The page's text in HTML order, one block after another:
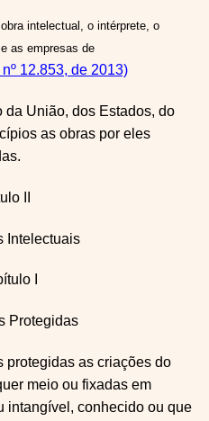
intelectual, o intérprete, o
as empresas de
12.853, de 2013)
da União, dos Estados, do
as obras por eles
II
Intelectuais
I
Protegidas
protegidas as criações do
meio ou fixadas em
intangível, conhecido ou que